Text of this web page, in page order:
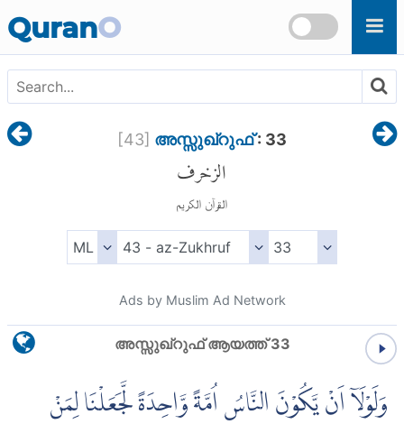
QuranO
[43] അസ്സുഖ്റുഫ്: 33
الزخرف
القرآن الكريم
Ads by Muslim Ad Network
അസ്സുഖ്റുഫ് ആയത്ത് 33
وَلَوْلَآ اَنْ يَّكُوْنَ النَّاسُ اُمَّةً وَّاحِدَةً لَّجَعَلْنَا لِمَنْ